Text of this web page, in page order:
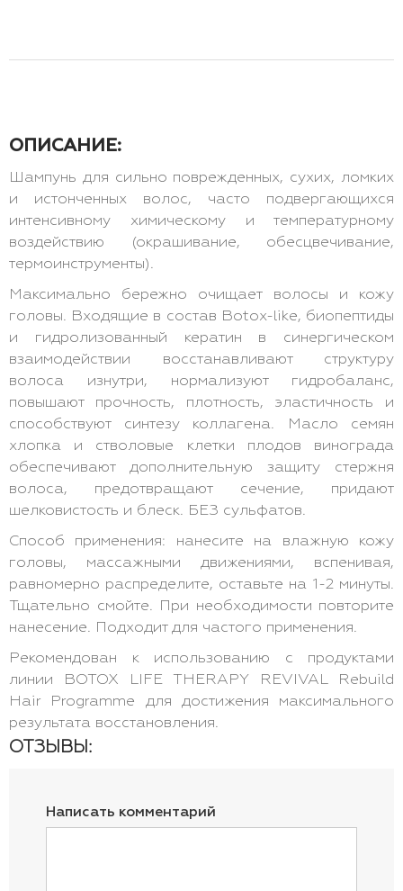
ОПИСАНИЕ:
Шампунь для сильно поврежденных, сухих, ломких
и истонченных волос, часто подвергающихся
интенсивному химическому и температурному
воздействию (окрашивание, обесцвечивание,
термоинструменты).
Максимально бережно очищает волосы и кожу
головы. Входящие в состав Botox-like, биопептиды
и гидролизованный кератин в синергическом
взаимодействии восстанавливают структуру
волоса изнутри, нормализуют гидробаланс,
повышают прочность, плотность, эластичность и
способствуют синтезу коллагена. Масло семян
хлопка и стволовые клетки плодов винограда
обеспечивают дополнительную защиту стержня
волоса, предотвращают сечение, придают
шелковистость и блеск. БЕЗ сульфатов.
Способ применения: нанесите на влажную кожу
головы, массажными движениями, вспенивая,
равномерно распределите, оставьте на 1-2 минуты.
Тщательно смойте. При необходимости повторите
нанесение. Подходит для частого применения.
Рекомендован к использованию с продуктами
линии BOTOX LIFE THERAPY REVIVAL Rebuild
Hair Programme для достижения максимального
результата восстановления.
ОТЗЫВЫ:
Написать комментарий